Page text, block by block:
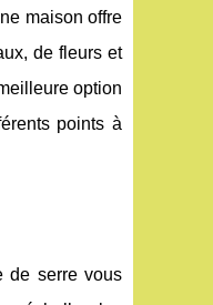
maison offre
de fleurs et
option
points à
de serre vous